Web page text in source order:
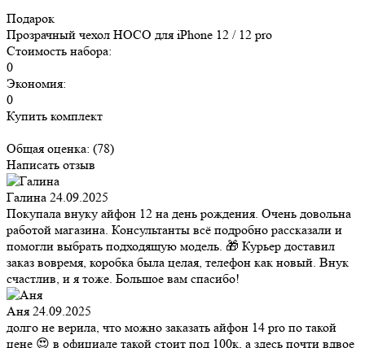
Подарок
Прозрачный чехол HOCO для iPhone 12 / 12 pro
Стоимость набора:
0
Экономия:
0
Купить комплект
Общая оценка: (78)
Написать отзыв
Галина 24.09.2025
Покупала внуку айфон 12 на день рождения. Очень довольна
работой магазина. Консультанты всё подробно рассказали и
помогли выбрать подходящую модель. 🎁 Курьер доставил
заказ вовремя, коробка была целая, телефон как новый. Внук
счастлив, и я тоже. Большое вам спасибо!
Аня 24.09.2025
долго не верила, что можно заказать айфон 14 pro по такой
цене 😍 в официале такой стоит под 100к, а здесь почти вдвое